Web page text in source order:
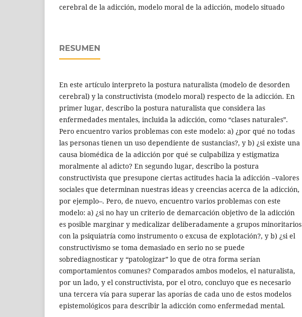
cerebral de la adicción, modelo moral de la adicción, modelo situado
RESUMEN
En este artículo interpreto la postura naturalista (modelo de desorden
cerebral) y la constructivista (modelo moral) respecto de la adicción. En
primer lugar, describo la postura naturalista que considera las
enfermedades mentales, incluida la adicción, como “clases naturales”.
Pero encuentro varios problemas con este modelo: a) ¿por qué no todas
las personas tienen un uso dependiente de sustancias?, y b) ¿si existe una
causa biomédica de la adicción por qué se culpabiliza y estigmatiza
moralmente al adicto? En segundo lugar, describo la postura
constructivista que presupone ciertas actitudes hacia la adicción –valores
sociales que determinan nuestras ideas y creencias acerca de la adicción,
por ejemplo–. Pero, de nuevo, encuentro varios problemas con este
modelo: a) ¿si no hay un criterio de demarcación objetivo de la adicción
es posible marginar y medicalizar deliberadamente a grupos minoritarios
con la psiquiatría como instrumento o excusa de explotación?, y b) ¿si el
constructivismo se toma demasiado en serio no se puede
sobrediagnosticar y “patologizar” lo que de otra forma serían
comportamientos comunes? Comparados ambos modelos, el naturalista,
por un lado, y el constructivista, por el otro, concluyo que es necesario
una tercera vía para superar las aporías de cada uno de estos modelos
epistemológicos para describir la adicción como enfermedad mental.